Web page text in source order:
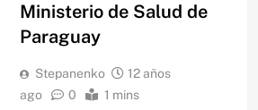
Ministerio de Salud de
Paraguay
Stepanenko
12 años
ago
0 1 mins